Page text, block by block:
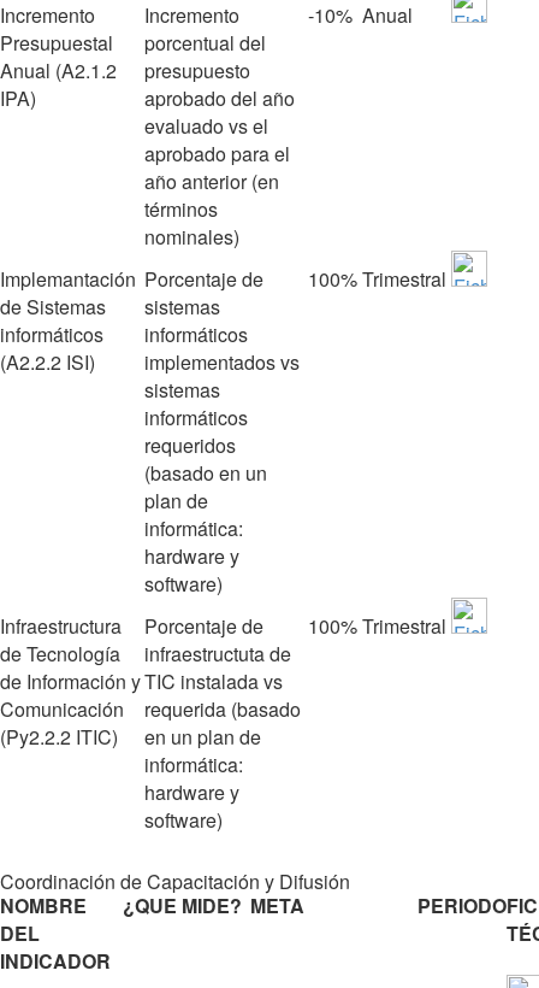
Incremento
Presupuestal
Anual (A2.1.2
IPA)
Incremento
porcentual del
presupuesto
aprobado del año
evaluado vs el
aprobado para el
año anterior (en
términos
nominales)
‐10% Anual
Implemantación
de Sistemas
informáticos
(A2.2.2 ISI)
Porcentaje de
sistemas
informáticos
implementados vs
sistemas
informáticos
requeridos
(basado en un
plan de
informática:
hardware y
software)
100%Trimestral
Infraestructura
de Tecnología
de Información y
Comunicación
(Py2.2.2 ITIC)
Porcentaje de
infraestructuta de
TIC instalada vs
requerida (basado
en un plan de
informática:
hardware y
software)
100%Trimestral
Coordinación de Capacitación y Difusión
NOMBRE
DEL
INDICADOR
¿QUE MIDE? META PERIODO